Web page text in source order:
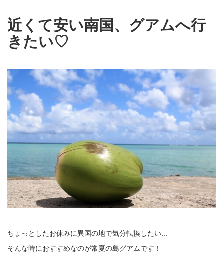
近くて安い南国、グアムへ行
きたい♡
ちょっとしたお休みに異国の地で気分転換したい...
そんな時におすすめなのが常夏の島グアムです！